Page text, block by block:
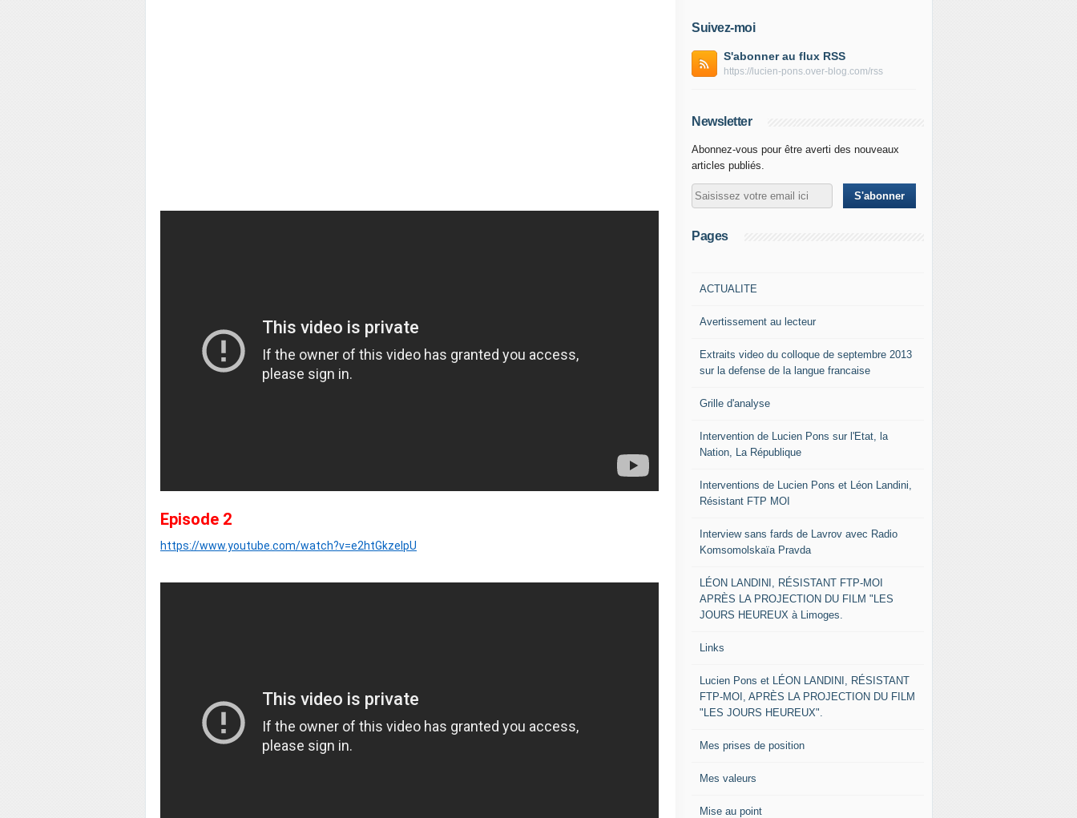
Episode 2
https://www.youtube.com/watch?v=e2htGkzeIpU
Suivez-moi
S'abonner au flux RSS
https://lucien-pons.over-blog.com/rss
Newsletter
Abonnez-vous pour être averti des nouveaux
articles publiés.
Pages
ACTUALITE
Avertissement au lecteur
Extraits video du colloque de septembre 2013
sur la defense de la langue francaise
Grille d'analyse
Intervention de Lucien Pons sur l'Etat, la
Nation, La République
Interventions de Lucien Pons et Léon Landini,
Résistant FTP MOI
Interview sans fards de Lavrov avec Radio
Komsomolskaïa Pravda
LÉON LANDINI, RÉSISTANT FTP-MOI
APRÈS LA PROJECTION DU FILM "LES
JOURS HEUREUX à Limoges.
Links
Lucien Pons et LÉON LANDINI, RÉSISTANT
FTP-MOI, APRÈS LA PROJECTION DU FILM
"LES JOURS HEUREUX".
Mes prises de position
Mes valeurs
Mise au point